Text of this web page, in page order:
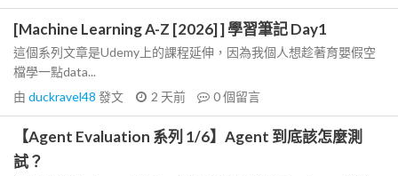
[Machine Learning A-Z [2026] ] 學習筆記 Day1
這個系列文章是Udemy上的課程延伸，因為我個人想趁著育嬰假空
檔學一點data...
由 duckravel48 發文 2 天前 0個留言
【Agent Evaluation 系列 1/6】Agent 到底該怎麼測
試？